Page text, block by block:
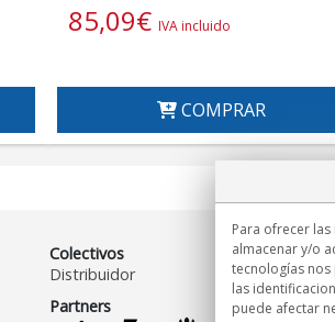
85,09€ IVA incluido
COMPRAR
Colectivos
Distribuidor
Partners
Para ofrecer
almacenar y/o
tecnologías
las
puede afectar